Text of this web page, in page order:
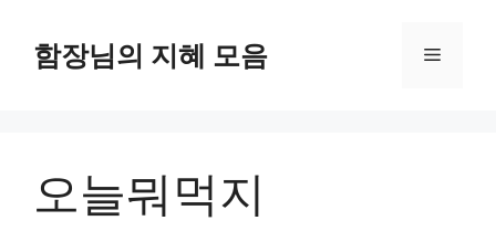
함장님의 지혜 모음 메
오늘뭐먹지